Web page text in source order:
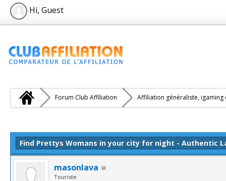
Hi, Guest
Forum Club Affiliation Affiliation généraliste, igaming
Find Prettys Womans in your city for night - Authentic
masonlava
Touriste